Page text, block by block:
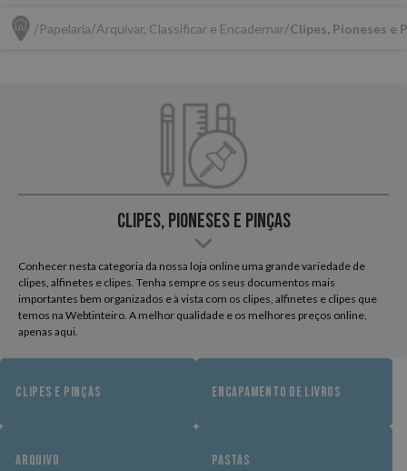
Papelaria Arquivar, Classificar e Encadernar Clipes, Pioneses e
Clipes, Pioneses e Pinças
Conhecer nesta categoria da nossa loja online uma grande variedade de
clipes, alfinetes e clipes. Tenha sempre os seus documentos mais
importantes bem organizados e à vista com os clipes, alfinetes e clipes que
temos na Webtinteiro. A melhor qualidade e os melhores preços online,
apenas aqui.
CLIPES E PINÇAS ENCAPAMENTO DE LIVROS
ARQUIVO PASTAS